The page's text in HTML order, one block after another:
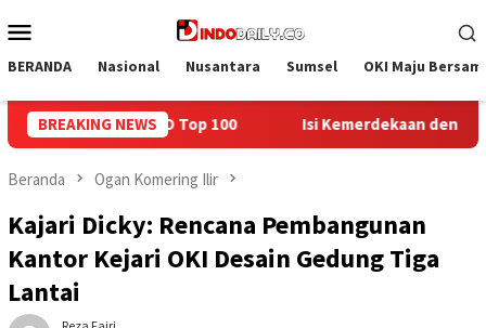
ke
Mobile
BERANDA Nasional Nusantara Sumsel OKI Maju
BREAKING NEWS
Isi Kemerdekaan dengan Kepedulian, Lapas Sekayu Berbagi di
Beranda Ogan Komering Ilir
Kajari Dicky: Rencana Pembangunan
Kantor Kejari OKI Desain Gedung Tiga
Lantai